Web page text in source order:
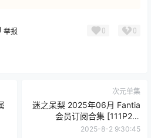
举报 0 0
次元单集
迷之呆梨 2025年06月 Fantia
会员订阅合集 [111P2V-
404MB]
2025-8-2 9:30:45